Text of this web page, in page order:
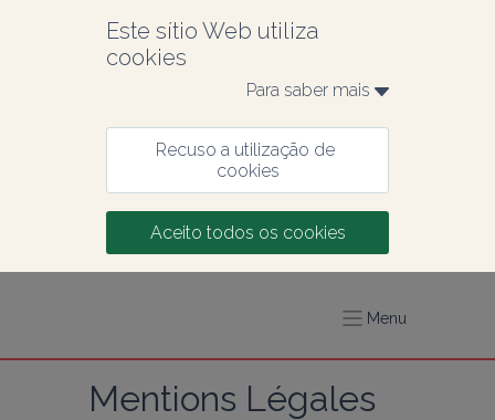
Este sítio Web utiliza
cookies
Para saber mais
Recuso a utilização de
cookies
Aceito todos os cookies
Menu
Mentions Légales